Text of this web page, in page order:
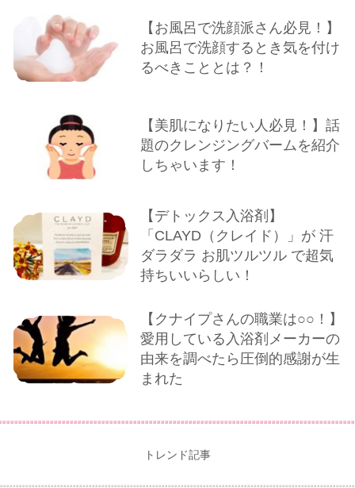
【お風呂で洗顔派さん必見！】
お風呂で洗顔するとき気を付け
るべきこととは？！
【美肌になりたい人必見！】話
題のクレンジングバームを紹介
しちゃいます！
【デトックス入浴剤】
「CLAYD（クレイド）」が 汗
ダラダラ お肌ツルツル で超気
持ちいいらしい！
【クナイプさんの職業は○○！】
愛用している入浴剤メーカーの
由来を調べたら圧倒的感謝が生
まれた
トレンド記事